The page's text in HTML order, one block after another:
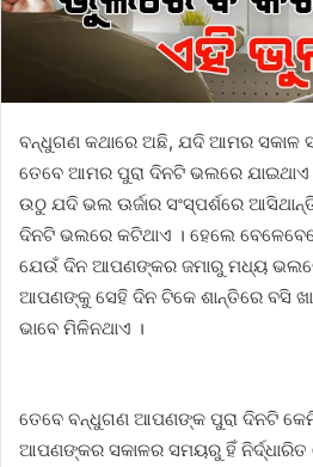
ବନ୍ଧୁଗଣ କଥାରେ ଅଛି, ଯଦି ଆମର ସକାଳ
ତେବେ ଆମର ପୁରା ଦିନଟି ଭଲରେ
ଉଠୁ ଯଦି ଭଲ ଊର୍ଜାର ସଂସ୍ପର୍ଶରେ
ଦିନଟି ଭଲରେ କଟିଥାଏ । ହେଲେ
ଯେଉଁ ଦିନ ଆପଣଙ୍କର ଜମାରୁ ମଧ୍ୟ
ଆପଣଙ୍କୁ ସେହି ଦିନ ଟିକେ ଶାନ୍ତିରେ ବସି
ଭାବେ ମିଳିନଥାଏ ।
ତେବେ ବନ୍ଧୁଗଣ ଆପଣଙ୍କ ପୁରା ଦିନଟି
ଆପଣଙ୍କର ସକାଳର ସମୟରୁ ହିଁ ନିର୍ଦ୍ଧାରିତ